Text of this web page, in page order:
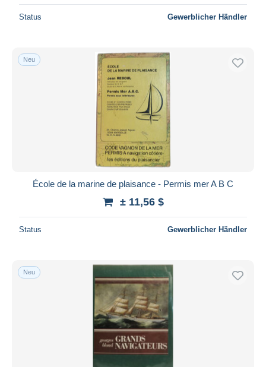
Status Gewerblicher Händler
Neu
École de la marine de plaisance - Permis mer A B C
± 11,56 $
Status Gewerblicher Händler
Neu